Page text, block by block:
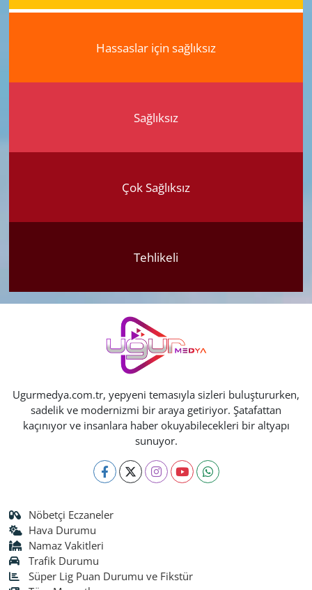
Hassaslar için sağlıksız
Sağlıksız
Çok Sağlıksız
Tehlikeli
Ugurmedya.com.tr, yepyeni temasıyla sizleri buluştururken,
sadelik ve modernizmi bir araya getiriyor. Şatafattan
kaçınıyor ve insanlara haber okuyabilecekleri bir altyapı
sunuyor.
Nöbetçi Eczaneler
Hava Durumu
Namaz Vakitleri
Trafik Durumu
Süper Lig Puan Durumu ve Fikstür